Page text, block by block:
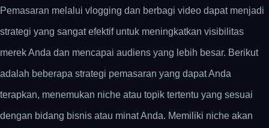
Pemasaran melalui vlogging dan berbagi video dapat menjadi
strategi yang sangat efektif untuk meningkatkan visibilitas
merek Anda dan mencapai audiens yang lebih besar. Berikut
adalah beberapa strategi pemasaran yang dapat Anda
terapkan, menemukan niche atau topik tertentu yang sesuai
dengan bidang bisnis atau minat Anda. Memiliki niche akan